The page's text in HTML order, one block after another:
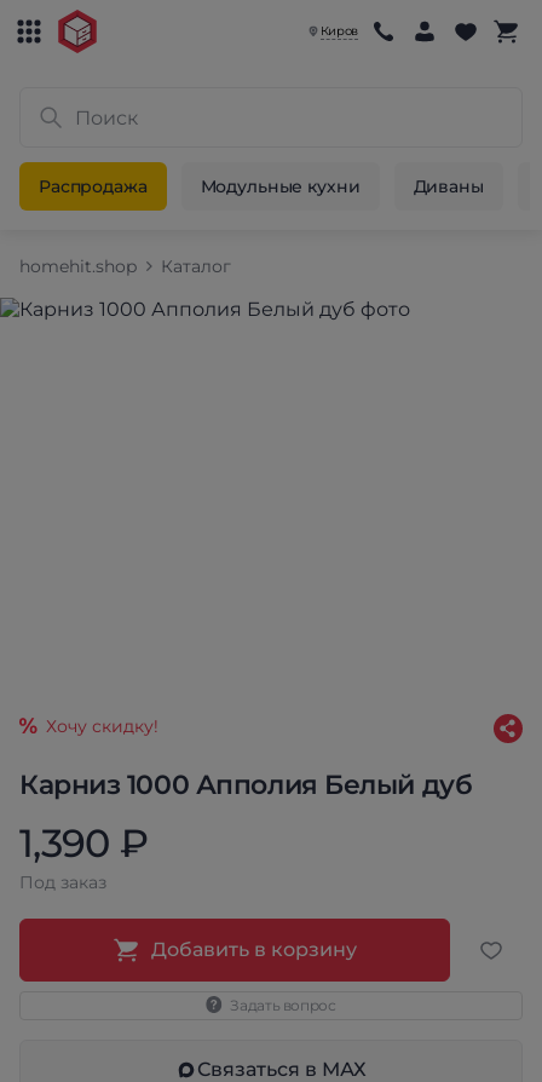
Киров
Распродажа Модульные кухни Диваны
homehit.shop Каталог
Карниз 1000 Апполия Белый дуб
Хочу скидку!
1,390 ₽
Под заказ
Добавить в корзину
Задать вопрос
Связаться в МАХ